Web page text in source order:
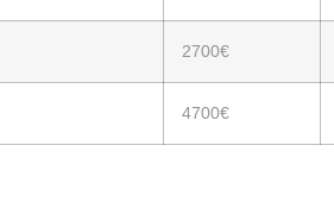
2700€
4700€